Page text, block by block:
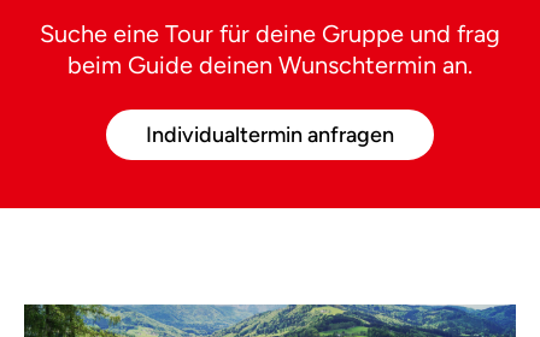
Suche eine Tour für deine Gruppe und frag
beim Guide deinen Wunschtermin an.
Individualtermin anfragen